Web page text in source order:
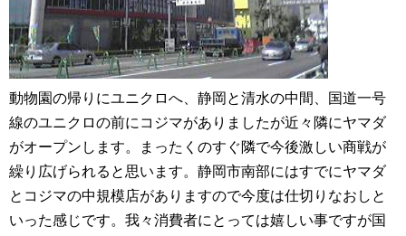
動物園の帰りにユニクロへ、静岡と清水の中間、国道一号
線のユニクロの前にコジマがありましたが近々隣にヤマダ
がオープンします。まったくのすぐ隣で今後激しい商戦が
繰り広げられると思います。静岡市南部にはすでにヤマダ
とコジマの中規模店がありますので今度は仕切りなおしと
いった感じです。我々消費者にとっては嬉しい事ですが国